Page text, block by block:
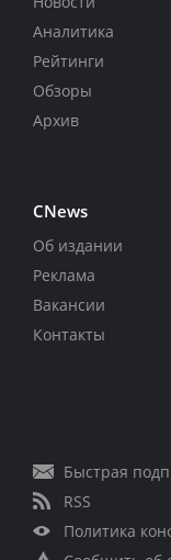
Аналитика
Рейтинги
Обзоры
Архив
CNews
Об издании
Реклама
Вакансии
Контакты
Быстрая
RSS
Политика